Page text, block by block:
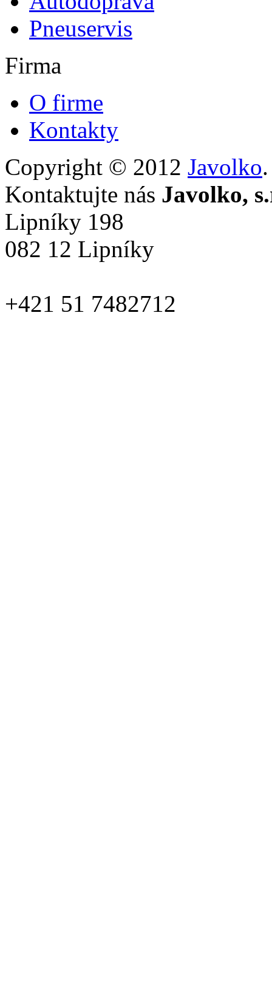
Pneuservis
Firma
O firme
Kontakty
Copyright © 2012 Javolko
Kontaktujte nás Javolko,
Lipníky 198
082 12 Lipníky
+421 51 7482712